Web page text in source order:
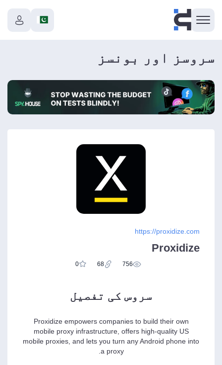
سروسز اور بونسز
https://proxidize.com
Proxidize
756
68
0
سروس کی تفصیل
Proxidize empowers companies to build their own
mobile proxy infrastructure, offers high-quality US
mobile proxies, and lets you turn any Android phone into
a proxy.